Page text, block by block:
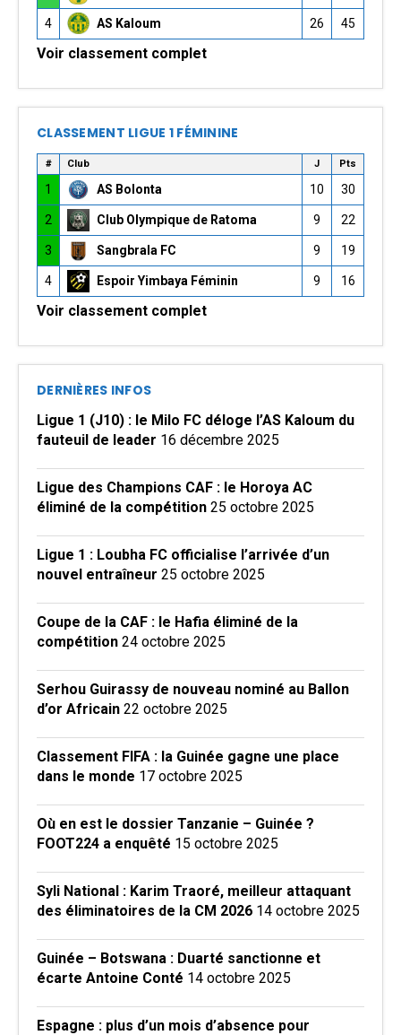
4 AS Kaloum 26 45
Voir classement complet
CLASSEMENT LIGUE 1 FÉMININE
# Club J Pts
1 AS Bolonta 10 30
2 Club Olympique de Ratoma 9 22
3 Sangbrala FC 9 19
4 Espoir Yimbaya Féminin 9 16
Voir classement complet
DERNIÈRES INFOS
Ligue 1 (J10) : le Milo FC déloge l’AS Kaloum du
fauteuil de leader 16 décembre 2025
Ligue des Champions CAF : le Horoya AC
éliminé de la compétition 25 octobre 2025
Ligue 1 : Loubha FC officialise l’arrivée d’un
nouvel entraîneur 25 octobre 2025
Coupe de la CAF : le Hafia éliminé de la
compétition 24 octobre 2025
Serhou Guirassy de nouveau nominé au Ballon
d’or Africain 22 octobre 2025
Classement FIFA : la Guinée gagne une place
dans le monde 17 octobre 2025
Où en est le dossier Tanzanie – Guinée ?
FOOT224 a enquêté 15 octobre 2025
Syli National : Karim Traoré, meilleur attaquant
des éliminatoires de la CM 2026 14 octobre 2025
Guinée – Botswana : Duarté sanctionne et
écarte Antoine Conté 14 octobre 2025
Espagne : plus d’un mois d’absence pour